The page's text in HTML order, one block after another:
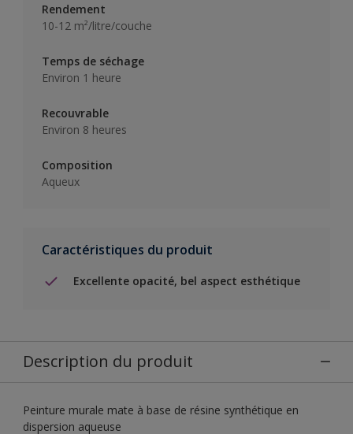
Rendement
10-12 m²/litre/couche
Temps de séchage
Environ 1 heure
Recouvrable
Environ 8 heures
Composition
Aqueux
Caractéristiques du produit
Excellente opacité, bel aspect esthétique
Description du produit
Peinture murale mate à base de résine synthétique en
dispersion aqueuse